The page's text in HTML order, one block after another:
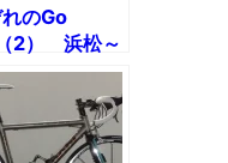
のGo
2） 浜松～
宮106km